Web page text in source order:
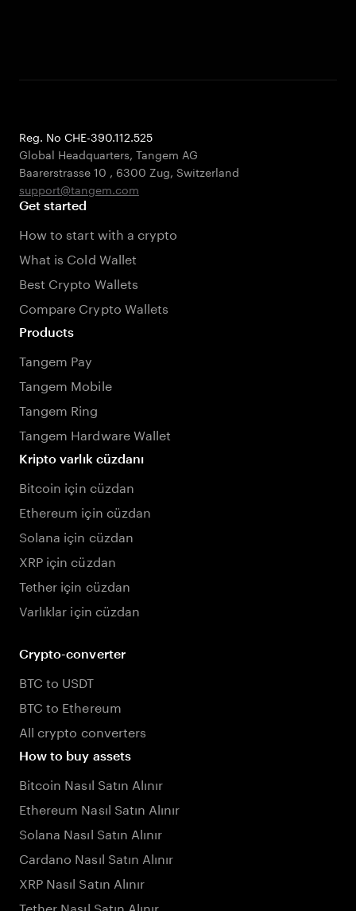
Reg. No CHE-390.112.525
Global Headquarters, Tangem AG
Baarerstrasse 10 , 6300 Zug, Switzerland
support@tangem.com
Get started
How to start with a crypto
What is Cold Wallet
Best Crypto Wallets
Compare Crypto Wallets
Products
Tangem Pay
Tangem Mobile
Tangem Ring
Tangem Hardware Wallet
Kripto varlık cüzdanı
Bitcoin için cüzdan
Ethereum için cüzdan
Solana için cüzdan
XRP için cüzdan
Tether için cüzdan
Varlıklar için cüzdan
Crypto-converter
BTC to USDT
BTC to Ethereum
All crypto converters
How to buy assets
Bitcoin Nasıl Satın Alınır
Ethereum Nasıl Satın Alınır
Solana Nasıl Satın Alınır
Cardano Nasıl Satın Alınır
XRP Nasıl Satın Alınır
Tether Nasıl Satın Alınır